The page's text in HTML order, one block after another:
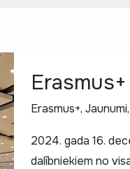
Erasmus+, Jaunumi,
2024. gada 16.
dalībniekiem no